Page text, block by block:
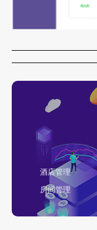
酒店管理
房间管理